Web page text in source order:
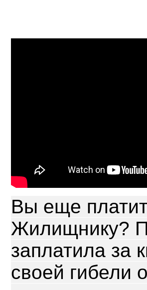
Вы еще
Жилищнику?
заплатила за
своей гибели